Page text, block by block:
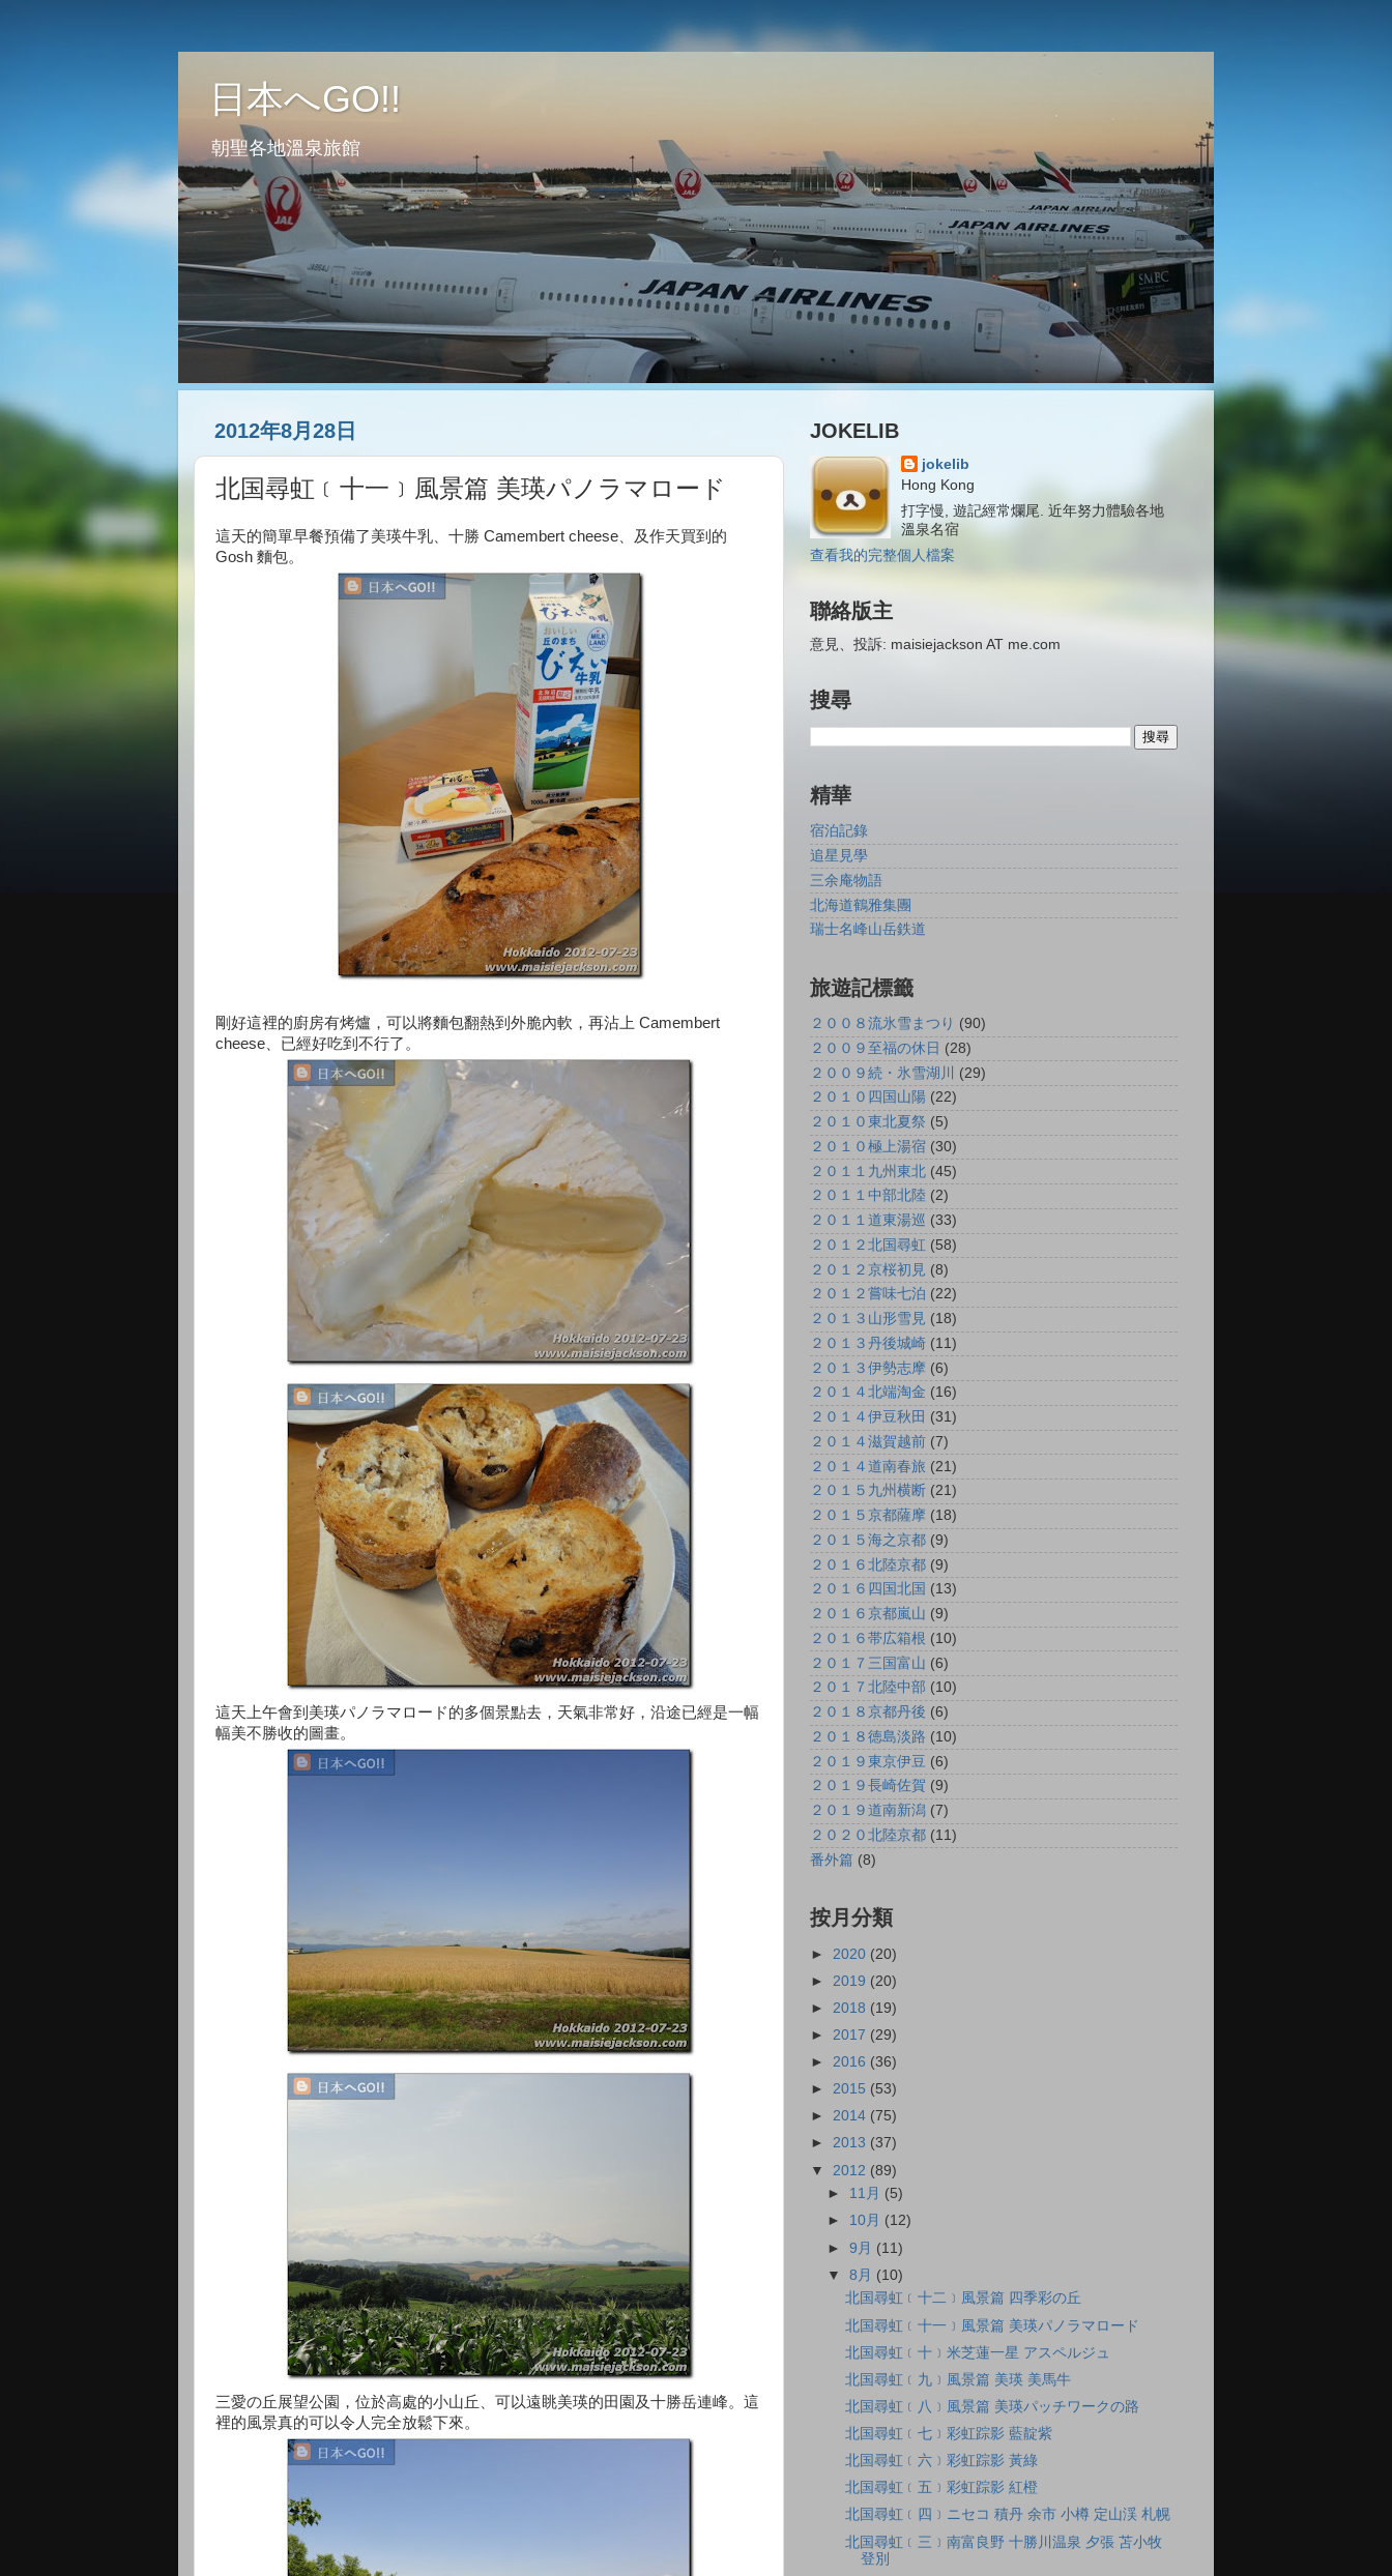
日本へGO!!
朝聖各地溫泉旅館
2012年8月28日
北国尋虹﹝十一﹞風景篇 美瑛パノラマロード
這天的簡單早餐預備了美瑛牛乳、十勝 Camembert cheese、及作天買到的
Gosh 麵包。
剛好這裡的廚房有烤爐，可以將麵包翻熱到外脆內軟，再沾上 Camembert
cheese、已經好吃到不行了。
這天上午會到美瑛パノラマロード的多個景點去，天氣非常好，沿途已經是一幅
幅美不勝收的圖畫。
三愛の丘展望公園，位於高處的小山丘、可以遠眺美瑛的田園及十勝岳連峰。這
裡的風景真的可以令人完全放鬆下來。
JOKELIB
jokelib
Hong Kong
打字慢, 遊記經常爛尾. 近年努力體驗各地
溫泉名宿
查看我的完整個人檔案
聯絡版主
意見、投訴: maisiejackson AT me.com
搜尋
精華
宿泊記錄
追星見學
三余庵物語
北海道鶴雅集團
瑞士名峰山岳鉄道
旅遊記標籤
２００８流氷雪まつり (90)
２００９至福の休日 (28)
２００９続・氷雪湖川
(29)
２０１０四国山陽 (22)
２０１０東北夏祭 (5)
２０１０極上湯宿 (30)
２０１１九州東北 (45)
２０１１中部北陸 (2)
２０１１道東湯巡 (33)
２０１２北国尋虹 (58)
２０１２京桜初見 (8)
２０１２嘗味七泊 (22)
２０１３山形雪見 (18)
２０１３丹後城崎 (11)
２０１３伊勢志摩 (6)
２０１４北端淘金 (16)
２０１４伊豆秋田 (31)
２０１４滋賀越前 (7)
２０１４道南春旅 (21)
２０１５九州横断 (21)
２０１５京都薩摩 (18)
２０１５海之京都 (9)
２０１６北陸京都 (9)
２０１６四国北国 (13)
２０１６京都嵐山 (9)
２０１６帯広箱根 (10)
２０１７三国富山 (6)
２０１７北陸中部 (10)
２０１８京都丹後 (6)
２０１８徳島淡路 (10)
２０１９東京伊豆 (6)
２０１９長崎佐賀 (9)
２０１９道南新潟 (7)
２０２０北陸京都 (11)
番外篇 (8)
按月分類
► 2020 (20)
► 2019 (20)
► 2018 (19)
► 2017 (29)
► 2016 (36)
► 2015 (53)
► 2014 (75)
► 2013 (37)
▼ 2012 (89)
► 11月 (5)
► 10月 (12)
►9月 (11)
▼8月 (10)
北国尋虹﹝十二﹞風景篇 四季彩の丘
北国尋虹﹝十一﹞風景篇 美瑛パノラマロード
北国尋虹﹝十﹞米芝蓮一星 アスペルジュ
北国尋虹﹝九﹞風景篇 美瑛 美馬牛
北国尋虹﹝八﹞風景篇 美瑛パッチワークの路
北国尋虹﹝七﹞彩虹踪影 藍靛紫
北国尋虹﹝六﹞彩虹踪影 黃綠
北国尋虹﹝五﹞彩虹踪影 紅橙
北国尋虹﹝四﹞ニセコ 積丹 余市 小樽 定山渓 札幌
北国尋虹﹝三﹞南富良野 十勝川温泉 夕張 苫小牧
登別